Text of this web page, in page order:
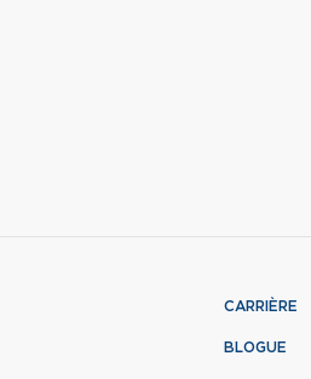
CARRIÈRE
BLOGUE